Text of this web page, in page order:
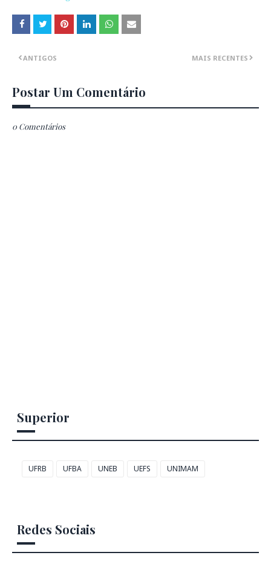
MAIS RECENTES
ANTIGOS
Postar Um Comentário
0 Comentários
Superior
UFRB UFBA UNEB UEFS UNIMAM
Redes Sociais